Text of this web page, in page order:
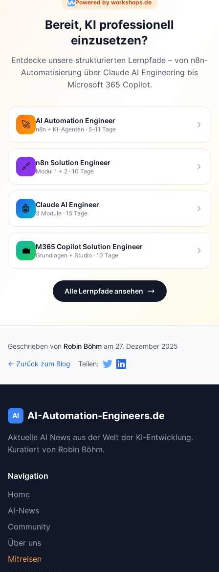
Powered by workshops.de
Bereit, KI professionell
einzusetzen?
Entdecke unsere strukturierten Lernpfade – von n8n-
Automatisierung über Claude AI Engineering bis
Microsoft 365 Copilot.
🚀 AI Automation Engineer
n8n + KI-Agenten · 5–11 Tage
🔗 n8n Solution Engineer
Modul 1 + 2 · 10 Tage
🤖 Claude AI Engineer
3 Module · 15 Tage
💼 M365 Copilot Solution Engineer
Grundlagen + Studio · 10 Tage
Alle Lernpfade ansehen
Geschrieben von Robin Böhm am 27. Dezember 2025
← Zurück zum Blog Teilen:
AI AI-Automation-Engineers.de
Aktuelle AI News aus der Welt der KI-Entwicklung.
Kuratiert von Robin Böhm.
Navigation
Home
AI-News
Community
Über uns
Mitreisen